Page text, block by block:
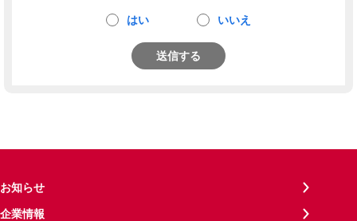
はい いいえ
送信する
お知らせ
企業情報